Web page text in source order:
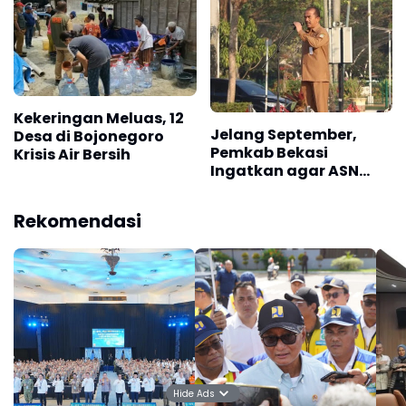
Kekeringan Meluas, 12
Desa di Bojonegoro
Krisis Air Bersih
Jelang September,
Pemkab Bekasi
Ingatkan agar ASN
Rekomendasi
Hide Ads